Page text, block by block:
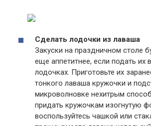
Сделать лодочки из лаваша
Закуски на праздничном столе
еще аппетитнее, если подать их
лодочках. Приготовьте их
тонкого лаваша кружочки и
микроволновке нехитрым
придать кружочкам изогнутую
воспользуйтесь чашкой или